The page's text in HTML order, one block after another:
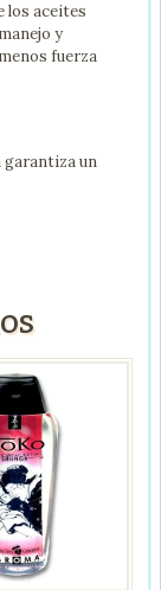
los aceites
y
fuerza
garantiza un